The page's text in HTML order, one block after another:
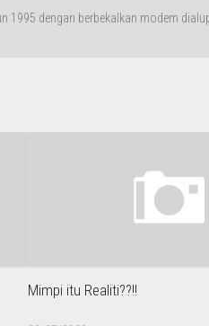
1995 dengan berbekalkan modem
Mimpi itu Realiti??!!